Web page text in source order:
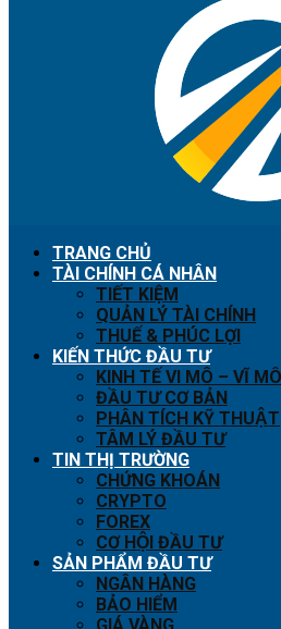
TRANG CHỦ
TÀI CHÍNH CÁ NHÂN
TIẾT KIỆM
QUẢN LÝ TÀI CHÍNH
THUẾ & PHÚC LỢI
KIẾN THỨC ĐẦU TƯ
KINH TẾ VI MÔ – VĨ MÔ
ĐẦU TƯ CƠ BẢN
PHÂN TÍCH KỸ THUẬT
TÂM LÝ ĐẦU TƯ
TIN THỊ TRƯỜNG
CHỨNG KHOÁN
CRYPTO
FOREX
CƠ HỘI ĐẦU TƯ
SẢN PHẨM ĐẦU TƯ
NGÂN HÀNG
BẢO HIỂM